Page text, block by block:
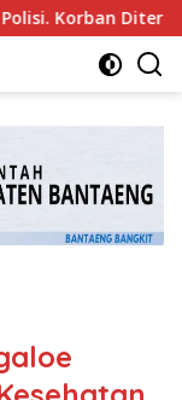
Diteriaki Maling